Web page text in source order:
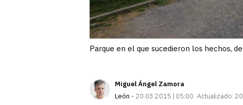
Parque en el que sucedieron los hechos,
Miguel Ángel Zamora
León
20.03.2015 | 05:00 Actualizado: